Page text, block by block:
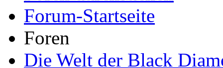
Forum-Startseite
Foren
Die Welt der Black